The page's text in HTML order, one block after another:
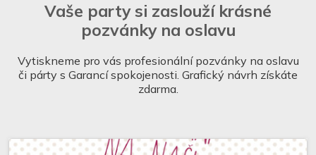
Vaše party si zaslouží krásné
pozvánky na oslavu
Vytiskneme pro vás profesionální pozvánky na oslavu
či párty s Garancí spokojenosti. Grafický návrh získáte
zdarma.